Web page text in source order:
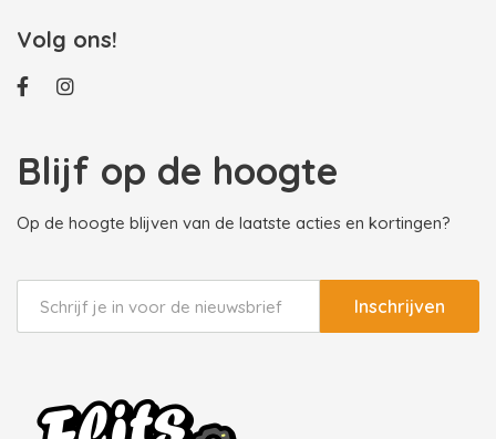
Volg ons!
Blijf op de hoogte
Op de hoogte blijven van de laatste acties en kortingen?
Inschrijven